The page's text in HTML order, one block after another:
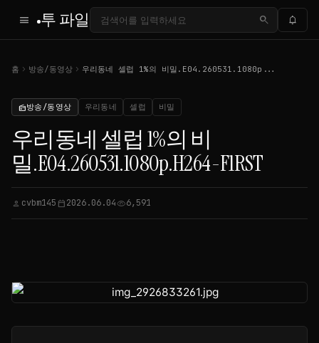
menu 투 파일 search notifications
홈 chevron_right 방송/동영상 chevron_right 우리동네 셀럽 1%의 비밀.E04.260531.1080p...
radio방송/동영상 우리동네 셀럽 비밀
우리동네 셀럽 1%의 비
밀.E04.260531.1080p.H264-F1RST
person cvbm145 calendar_today2026.06.04visibility6,591